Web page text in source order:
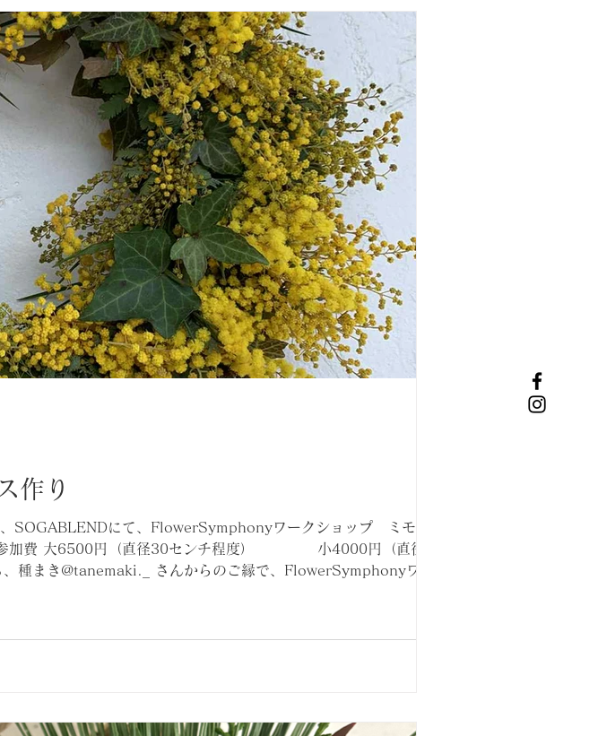
作り
SOGABLENDにて、FlowerSymphonyワークショップ ミモザリー
参加費 大6500円（直径30センチ程度） 小4000円（直径20セ
種まき@tanemaki._ さんからのご縁で、FlowerSymphonyワーク
ご飲食頂けます） 春のひととき、色々とお楽しみ頂けると思いま